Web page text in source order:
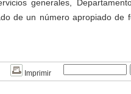
generales,
de un número apropiado de
Imprimir